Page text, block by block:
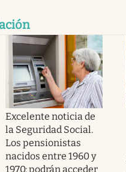
Excelente noticia de
la Seguridad Social.
Los pensionistas
nacidos entre 1960 y
1970: podrán acceder